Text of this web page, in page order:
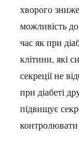
хворого
можливість до
час як при
клітини, які
секреції не
при діабеті
підвищує